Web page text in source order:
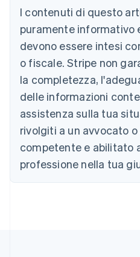
I contenuti di questo
puramente informativo
devono essere intesi
o fiscale. Stripe non
la completezza,
delle informazioni
assistenza sulla tua
rivolgiti a un avvocato
competente e abilitato
professione nella tua
Australia
Austria
DeutschEnglish
Belgio
Brasile
PortuguêsEnglish
Bulgaria
English
Canada
EnglishFrançais
Cina continentale
简体中文English
Cipro